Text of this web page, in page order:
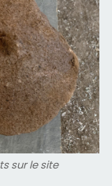
sur le site